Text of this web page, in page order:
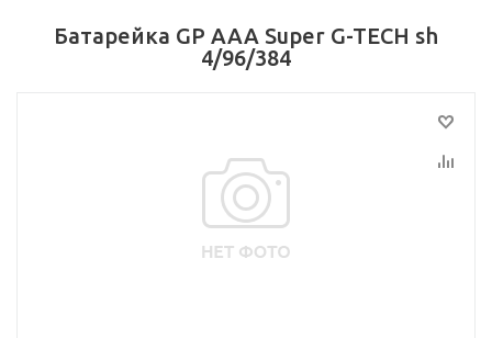
Батарейка GP AAA Super G-TECH sh
4/96/384